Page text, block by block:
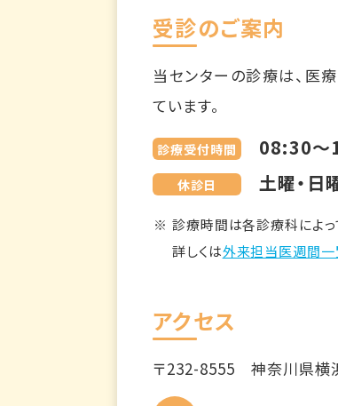
受診のご案内
当センターの診療は、医
ています。
診療受付時間 08:30～
休診日 土曜・日
診療時間は各診療科によっ
詳しくは外来担当医週間一
アクセス
〒232-8555神奈川県横